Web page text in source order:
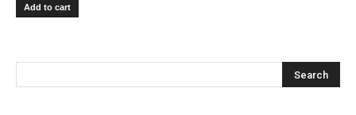
Add to cart